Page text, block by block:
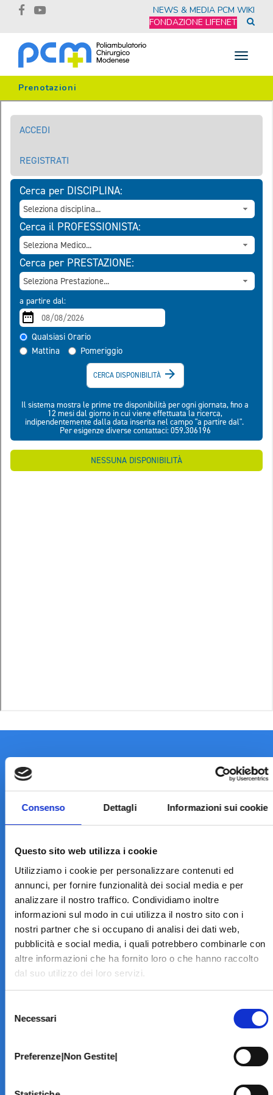
Consenso Dettagli Informazioni sui cookie
Questo sito web utilizza i cookie
Utilizziamo i cookie per personalizzare contenuti ed
annunci, per fornire funzionalità dei social media e per
analizzare il nostro traffico. Condividiamo inoltre
informazioni sul modo in cui utilizza il nostro sito con i
nostri partner che si occupano di analisi dei dati web,
pubblicità e social media, i quali potrebbero combinarle con
altre informazioni che ha fornito loro o che hanno raccolto
dal suo utilizzo dei loro servizi.
delNecessari
Preferenze|Non Gestite|
NEWS & MEDIA PCM WIKI
FONDAZIONE LIFENET
Toggle
Prenotazioni
LA STRUTTURA
Informazioni
Contatti
Specialità
Home Page
PRENOTA ON LINE
INFORMATIVE
Home Page
Modello 231
Amministrazione Trasparente